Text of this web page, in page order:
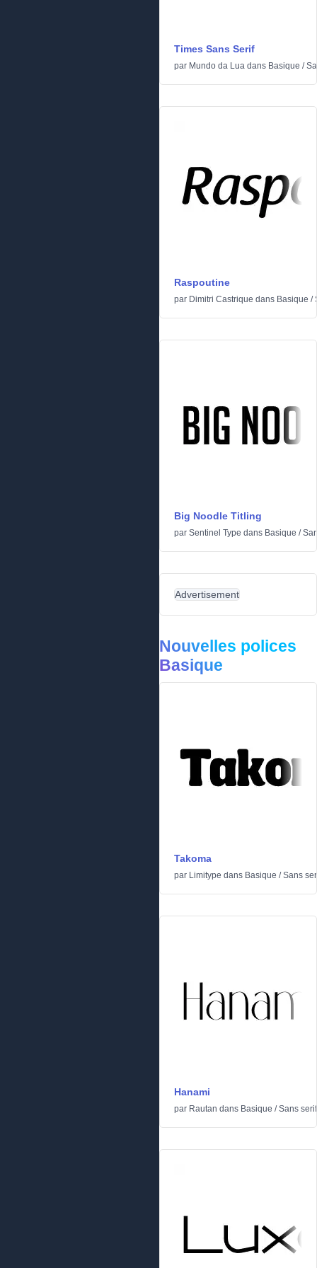
Times Sans Serif
par Mundo da Lua dans Basique /
Raspoutine
par Dimitri Castrique dans Basique /
Big Noodle Titling
par Sentinel Type dans Basique /
Advertisement
Nouvelles polices
Basique
Takoma
par Limitype dans Basique /Sans
Hanami
par Rautan dans Basique /Sans serif